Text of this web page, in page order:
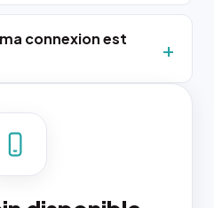
connexion est